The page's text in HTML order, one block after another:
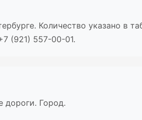
Количество указано в
(921) 557-00-01.
дороги. Город.